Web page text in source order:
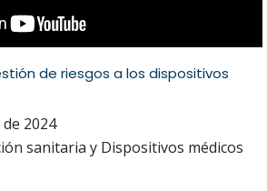
de riesgos a los dispositivos
2024
sanitaria y Dispositivos médicos